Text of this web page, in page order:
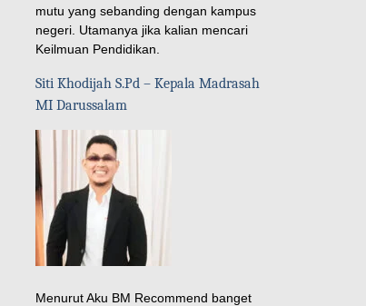
mutu yang sebanding dengan kampus
negeri. Utamanya jika kalian mencari
Keilmuan Pendidikan.
Siti Khodijah S.Pd – Kepala Madrasah
MI Darussalam
Menurut Aku BM Recommend banget